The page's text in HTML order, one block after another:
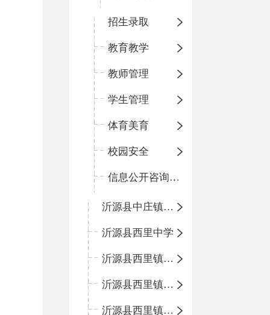
招生录取
教育教学
教师管理
学生管理
体育美育
校园安全
信息公开咨询指南
沂源县中庄镇中心小学
沂源县西里中学
沂源县西里镇中心小学
沂源县西里镇柳枝峪回民小学
沂源县西里镇金星完全小学